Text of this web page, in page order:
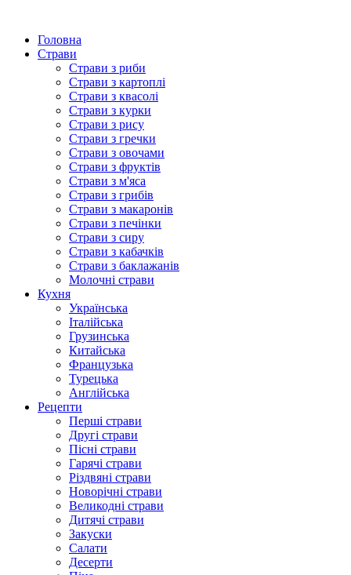
Головна
Страви
Страви з риби
Страви з картоплі
Страви з квасолі
Страви з курки
Страви з рису
Страви з гречки
Страви з овочами
Страви з фруктів
Страви з м'яса
Страви з грибів
Страви з макаронів
Страви з печінки
Страви з сиру
Страви з кабачків
Страви з баклажанів
Молочні страви
Кухня
Українська
Італійська
Грузинська
Китайська
Французька
Турецька
Англійська
Рецепти
Перші страви
Другі страви
Пісні страви
Гарячі страви
Різдвяні страви
Новорічні страви
Великодні страви
Дитячі страви
Закуски
Салати
Десерти